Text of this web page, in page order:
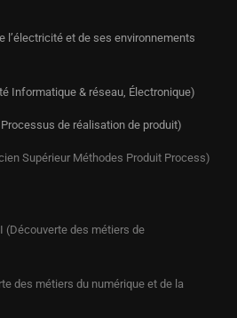
l’électricité et de ses environnements
Informatique & réseau, Électronique)
de réalisation de produit)
Supérieur Méthodes Produit Process)
(Découverte des métiers de
des métiers du numérique et de la